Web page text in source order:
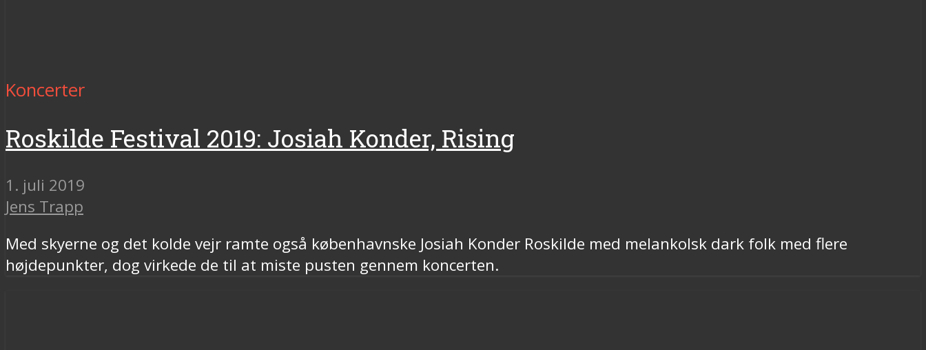
Koncerter
Roskilde Festival 2019: Josiah Konder, Rising
1. juli 2019
Jens Trapp
Med skyerne og det kolde vejr ramte også københavnske Josiah Konder Roskilde med melankolsk dark folk med flere
højdepunkter, dog virkede de til at miste pusten gennem koncerten.